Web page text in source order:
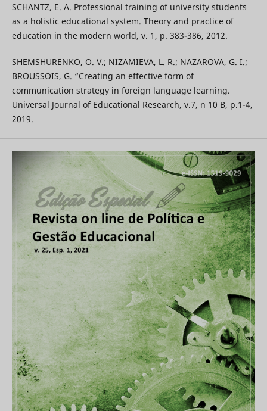
SCHANTZ, E. A. Professional training of university students
as a holistic educational system. Theory and practice of
education in the modern world, v. 1, p. 383-386, 2012.
SHEMSHURENKO, O. V.; NIZAMIEVA, L. R.; NAZAROVA, G. I.;
BROUSSOIS, G. “Creating an effective form of
communication strategy in foreign language learning.
Universal Journal of Educational Research, v.7, n 10 B, p.1-4,
2019.